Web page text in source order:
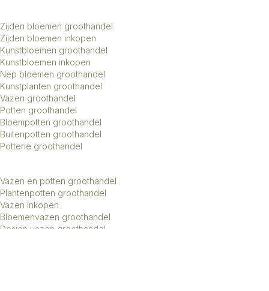
Zijden bloemen groothandel
Zijden bloemen inkopen
Kunstbloemen groothandel
Kunstbloemen inkopen
Nep bloemen groothandel
Kunstplanten groothandel
Vazen groothandel
Potten groothandel
Bloempotten groothandel
Buitenpotten groothandel
Potterie groothandel
Vazen en potten groothandel
Plantenpotten groothandel
Vazen inkopen
Bloemenvazen groothandel
Design vazen groothandel